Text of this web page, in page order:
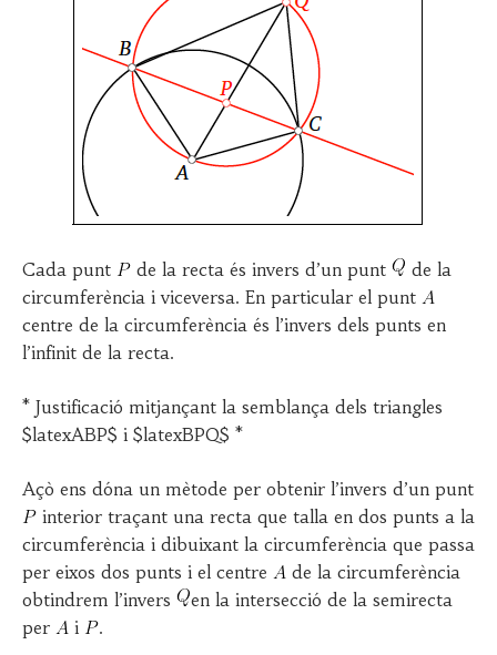
Cada punt de la recta és invers d’un punt
de la
circumferència i viceversa. En particular el punt
centre de la circumferència és l’invers dels punts en
l’infinit de la recta.
* Justificació mitjançant la semblança dels triangles
$latexABP$ i $latexBPQ$ *
Açò ens dóna un mètode per obtenir l’invers d’un punt
interior traçant una recta que talla en dos punts a la
circumferència i dibuixant la circumferència que passa
per eixos dos punts i el centre
de la circumferència
obtindrem l’invers
en la intersecció de la semirecta
per
i .